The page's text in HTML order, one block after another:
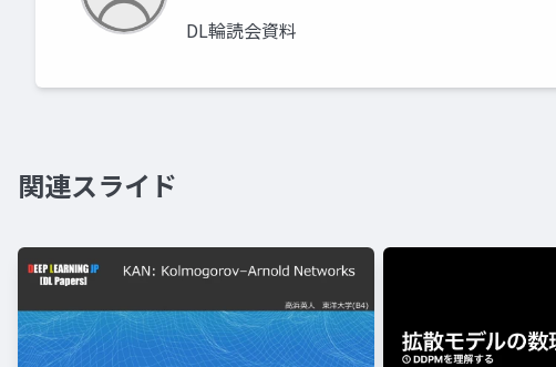
DL輪読会資料
関連スライド